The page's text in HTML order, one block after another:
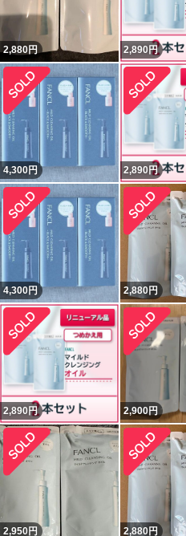
2,880円 2,890 円
4,300円 2,890 円
4,300円 2,880円
2,890 円 2,900円
2,950円 2,880円